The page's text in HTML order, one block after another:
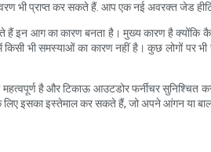
भी प्राप्त कर सकते हैं. आप एक नई अवरक्त जेड
हैं इन आग का कारण बनता है। मुख्य कारण है क्योंकि
भी समस्याओं का कारण नहीं है। कुछ लोगों पर
है और टिकाऊ आउटडोर फर्नीचर
लिए इसका इस्तेमाल कर सकते हैं, जो अपने आंगन या